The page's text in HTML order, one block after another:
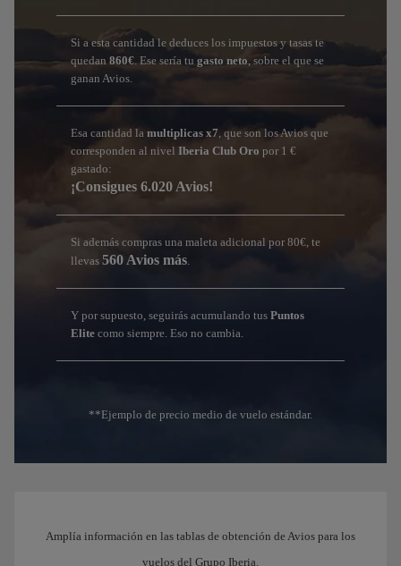
Si a esta cantidad le deduces los impuestos y tasas te
quedan860€. Ese sería tugasto neto, sobre el que se
ganan Avios.
Esa cantidad lamultiplicas x7, que son los Avios que
corresponden al nivelIberia Club Oro por 1 €
gastado:
¡Consigues 6.020 Avios!
Si además compras una maleta adicional por 80€, te
llevas560 Avios más.
Y por supuesto, seguirás acumulando tusPuntos
Elite como siempre. Eso no cambia.
**Ejemplo de precio medio de vuelo estándar.
Amplía información en las tablas de obtención de Avios para los
vuelos del Grupo Iberia.